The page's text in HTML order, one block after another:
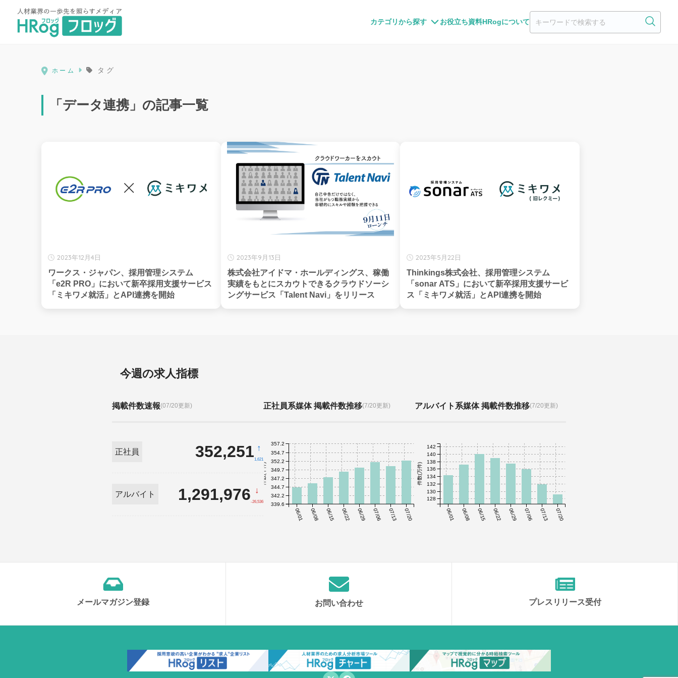
カテゴリから探す お役立ち資料HRogについて
HRog | 人材業界の一歩先を照らすメディア
ホーム タグ
「データ連携」の記事一覧
2023年12月4日
ワークス・ジャパン、採用管理システム
「e2R PRO」において新卒採用支援サービス
「ミキワメ就活」とAPI連携を開始
2023年9月13日
株式会社アイドマ・ホールディングス、稼働
実績をもとにスカウトできるクラウドソーシ
ングサービス「Talent Navi」をリリース
2023年5月22日
Thinkings株式会社、採用管理システム
「sonar ATS」において新卒採用支援サービ
ス「ミキワメ就活」とAPI連携を開始
今週の求人指標
掲載件数速報(07/20更新)
正社員 352,251 ↑
1,621
アルバイト 1,291,976 ↓
-26,536
正社員系媒体 掲載件数推移(7/20更新)
06/01 06/08 06/15 06/22 06/29 07/06 07/13 07/20
件数(千件)
339.6
342.2
344.7
347.2
349.7
352.2
354.7
357.2
アルバイト系媒体 掲載件数推移(7/20更新)
06/01 06/08 06/15 06/22 06/29 07/06 07/13 07/20
件数(万件)
128
130
132
134
136
138
140
142
メールマガジン登録 お問い合わせ プレスリリース受付